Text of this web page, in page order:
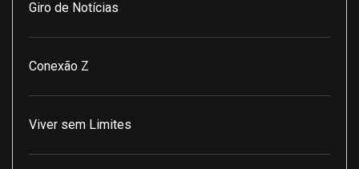
Giro de Notícias
Conexão Z
Viver sem Limites